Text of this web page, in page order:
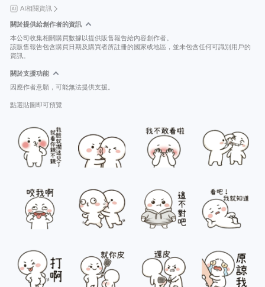
AI相關資訊
關於提供給創作者的資訊
本公司收集相關購買數據以提供販售報告給內容創作者。
該販售報告包含購買日期及購買者所註冊的國家或地區，並未包含任何可識別用戶的
資訊。
關於支援功能
因應作者意願，可能無法提供支援。
點選貼圖即可預覽